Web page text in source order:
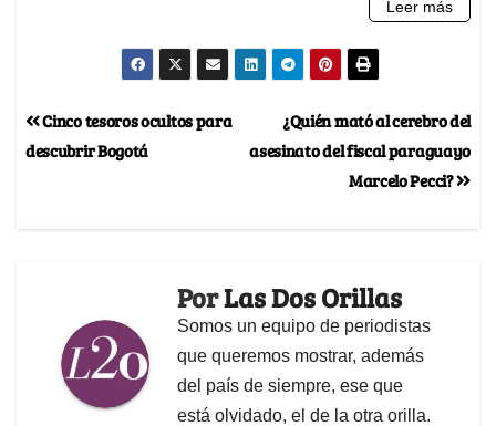
¿Quién mató al cerebro del
asesinato del fiscal paraguayo
Marcelo Pecci?
Cinco tesoros ocultos para
descubrir Bogotá
PorLas Dos Orillas
Somos un equipo de periodistas
que queremos mostrar, además
del país de siempre, ese que
está olvidado, el de la otra orilla.